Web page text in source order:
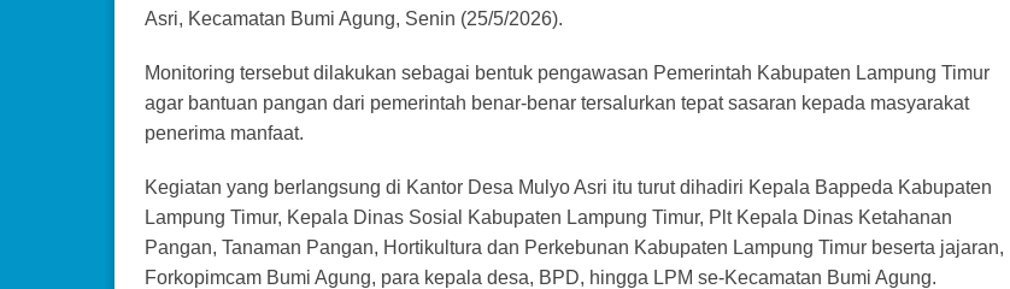
Asri, Kecamatan Bumi Agung, Senin (25/5/2026).
Monitoring tersebut dilakukan sebagai bentuk pengawasan Pemerintah Kabupaten Lampung Timur
agar bantuan pangan dari pemerintah benar-benar tersalurkan tepat sasaran kepada masyarakat
penerima manfaat.
Kegiatan yang berlangsung di Kantor Desa Mulyo Asri itu turut dihadiri Kepala Bappeda Kabupaten
Lampung Timur, Kepala Dinas Sosial Kabupaten Lampung Timur, Plt Kepala Dinas Ketahanan
Pangan, Tanaman Pangan, Hortikultura dan Perkebunan Kabupaten Lampung Timur beserta jajaran,
Forkopimcam Bumi Agung, para kepala desa, BPD, hingga LPM se-Kecamatan Bumi Agung.